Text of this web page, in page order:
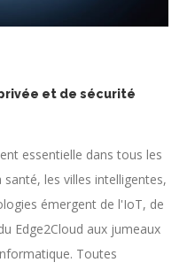
et de sécurité
essentielle dans tous les
les villes intelligentes,
émergent de l'IoT, de
Edge2Cloud aux jumeaux
Toutes